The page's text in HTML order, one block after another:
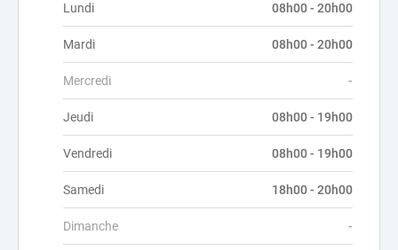
Lundi 08h00 - 20h00
Mardi 08h00 - 20h00
Mercredi -
Jeudi 08h00 - 19h00
Vendredi 08h00 - 19h00
Samedi 18h00 - 20h00
Dimanche -